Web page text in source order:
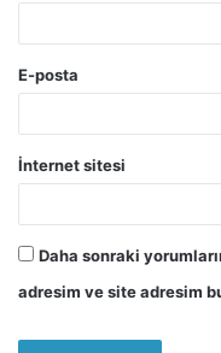
E-posta
İnternet sitesi
Daha sonraki
adresim ve site adresim